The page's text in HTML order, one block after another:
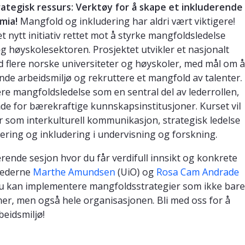
ressurs: Verktøy for å skape et inkluderende
Mangfold og inkludering har aldri vært viktigere!
nytt initiativ rettet mot å styrke mangfoldsledelse
høyskolesektoren. Prosjektet utvikler et nasjonalt
flere norske universiteter og høyskoler, med mål om å
arbeidsmiljø og rekruttere et mangfold av talenter.
mangfoldsledelse som en sentral del av lederrollen,
for bærekraftige kunnskapsinstitusjoner. Kurset vil
som interkulturell kommunikasjon, strategisk ledelse
og inkludering i undervisning og forskning.
sesjon hvor du får verdifull innsikt og konkrete
Marthe Amundsen (UiO) og Rosa Cam Andrade
kan implementere mangfoldsstrategier som ikke bare
men også hele organisasjonen. Bli med oss for å